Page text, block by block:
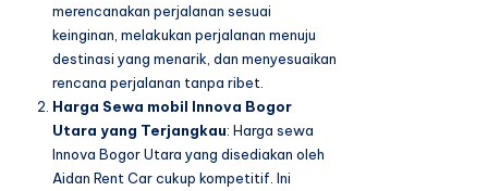
merencanakan perjalanan sesuai
keinginan, melakukan perjalanan menuju
destinasi yang menarik, dan menyesuaikan
rencana perjalanan tanpa ribet.
Harga Sewa mobil Innova Bogor
Utara yang Terjangkau: Harga sewa
Innova Bogor Utara yang disediakan oleh
Aidan Rent Car cukup kompetitif. Ini